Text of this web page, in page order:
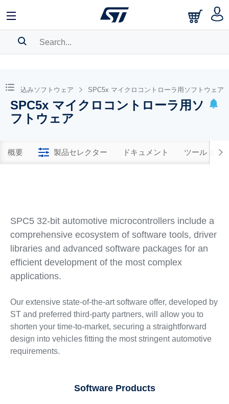
BOOKMARK
Pleaselog into show your saved searches.
組み込みソフトウェア SPC5x マイクロコントローラ用ソフトウェア
SPC5x マイクロコントローラ用ソ
フトウェア
概要 製品セレクター ドキュメント ツール & ソ
SPC5 32-bit automotive microcontrollers include a
comprehensive ecosystem of software tools, driver
libraries and advanced software packages for an
efficient development of the most complex
applications.
Our extensive state-of-the-art software offer, developed by
ST and preferred third-party partners, will allow you to
shorten your time-to-market, securing a straightforward
design into vehicles fitting the most stringent automotive
requirements.
Software Products